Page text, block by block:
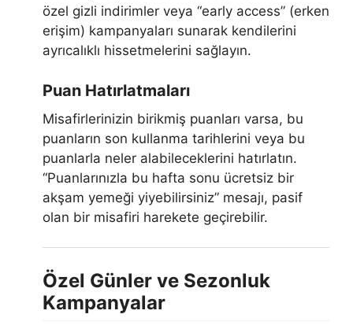
özel gizli indirimler veya “early access” (erken
erişim) kampanyaları sunarak kendilerini
ayrıcalıklı hissetmelerini sağlayın.
Puan Hatırlatmaları
Misafirlerinizin birikmiş puanları varsa, bu
puanların son kullanma tarihlerini veya bu
puanlarla neler alabileceklerini hatırlatın.
“Puanlarınızla bu hafta sonu ücretsiz bir
akşam yemeği yiyebilirsiniz” mesajı, pasif
olan bir misafiri harekete geçirebilir.
Özel Günler ve Sezonluk
Kampanyalar